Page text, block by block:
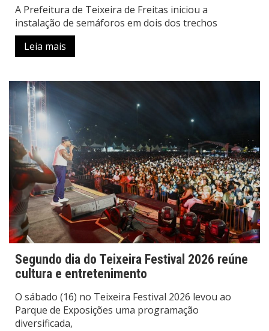
A Prefeitura de Teixeira de Freitas iniciou a
instalação de semáforos em dois dos trechos
Leia mais
Segundo dia do Teixeira Festival 2026 reúne
cultura e entretenimento
O sábado (16) no Teixeira Festival 2026 levou ao
Parque de Exposições uma programação
diversificada,